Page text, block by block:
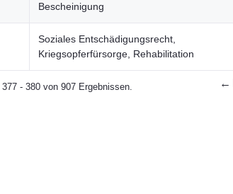
Bescheinigung
Soziales Entschädigungsrecht,
Kriegsopferfürsorge, Rehabilitation
- 380 von 907 Ergebnissen. ←